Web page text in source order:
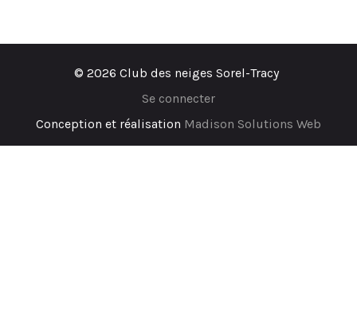
© 2026 Club des neiges Sorel-Tracy
Se connecter
Conception et réalisation Madison Solutions Web